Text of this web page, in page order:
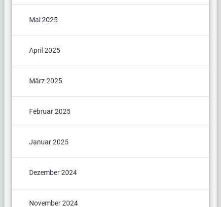
Mai 2025
April 2025
März 2025
Februar 2025
Januar 2025
Dezember 2024
November 2024